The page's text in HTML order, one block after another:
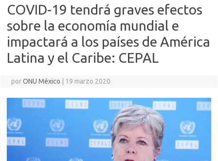
COVID-19 tendrá graves efectos
sobre la economía mundial e
impactará a los países de América
Latina y el Caribe: CEPAL
porONU México 19 marzo 2020